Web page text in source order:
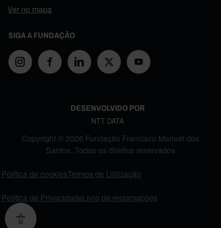
Ver no mapa
SIGA A FUNDAÇÃO
DESENVOLVIDO POR
NTT DATA
Copyright © 2026 Fundação Francisco Manuel dos
Santos. Todos os direitos reservados
Política de cookiesTermos de Utilização
Política de PrivacidadeLivro de reclamações